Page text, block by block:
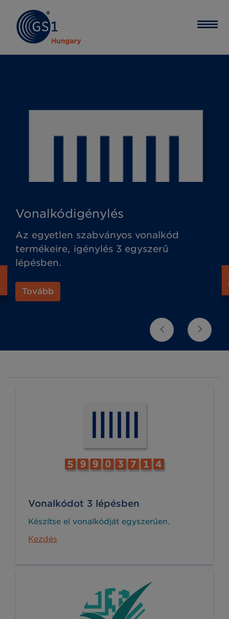
Vonalkódigénylés
Az egyetlen szabványos vonalkód
termékeire, igénylés 3 egyszerű
lépésben.
Tovább
Vonalkódot 3 lépésben
Készítse el vonalkódját egyszerűen.
Kezdés